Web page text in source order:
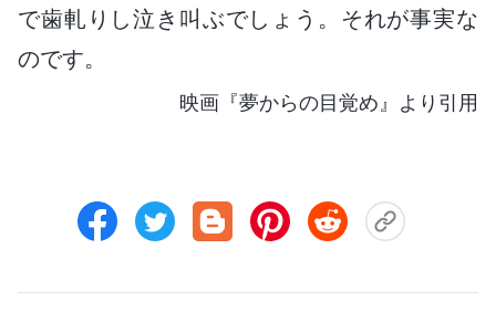
で歯軋りし泣き叫ぶでしょう。それが事実な
のです。
映画『夢からの目覚め』より引用